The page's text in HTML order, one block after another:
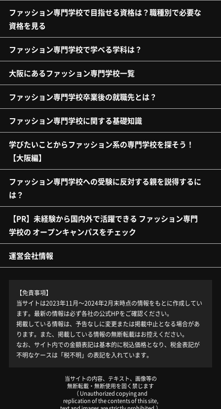
ファッション専門学校で目指せる資格は？職種別で必要な
資格を見る
ファッション専門学校で学べる学科は？
大阪にあるファッション専門学校一覧
ファッション専門学校卒業後の就職先とは？
ファッション専門学校に関する基礎知識
学びたいことからファッション系の専門学校を探そう！
【大阪編】
ファッション専門学校への受験に反対する親を説得するに
は？
【PR】未経験から国内外で活躍できる ファッション専門
学校の オープンキャンパスをチェック
運営会社情報
【免責事項】
当サイトは2023年11月～2024年2月末時点の情報をもとに作成してい
ます。最新の情報は必ず各社の公式HPをご確認ください。
掲載している情報は、予告なしに変更または掲載中止となる場合があ
ります。また、掲載している情報の無断転載はお控えください。
なお、サイト内での金額表記は基本的に税込価格となり、税金表記が
不明なケースは「税不明」の表記を入れています。
当サイトの内容、テキスト、画像等の
無断転載・無断使用を固く禁じます
（ Unauthorized copying and
replication of the contents of this site,